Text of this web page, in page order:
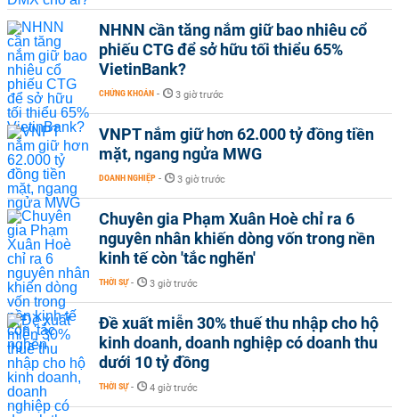
NHNN cần tăng nắm giữ bao nhiêu cổ
phiếu CTG để sở hữu tối thiểu 65%
VietinBank?
CHỨNG KHOÁN - 3 giờ trước
VNPT nắm giữ hơn 62.000 tỷ đồng tiền
mặt, ngang ngửa MWG
DOANH NGHIỆP - 3 giờ trước
Chuyên gia Phạm Xuân Hoè chỉ ra 6
nguyên nhân khiến dòng vốn trong nền
kinh tế còn 'tắc nghẽn'
THỜI SỰ - 3 giờ trước
Đề xuất miễn 30% thuế thu nhập cho hộ
kinh doanh, doanh nghiệp có doanh thu
dưới 10 tỷ đồng
THỜI SỰ - 4 giờ trước